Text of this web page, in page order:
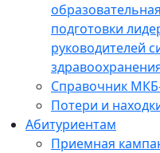
подготовки
руководителей
Справочник
Потери и
Абитуриентам
Приемная